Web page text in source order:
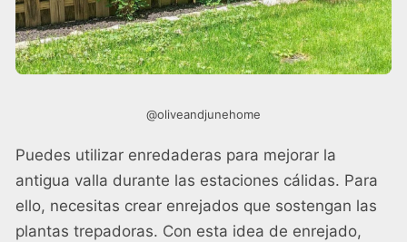
@oliveandjunehome
Puedes utilizar enredaderas para mejorar la
antigua valla durante las estaciones cálidas. Para
ello, necesitas crear enrejados que sostengan las
plantas trepadoras. Con esta idea de enrejado,